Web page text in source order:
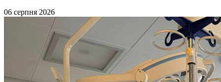
06 серпня 2026